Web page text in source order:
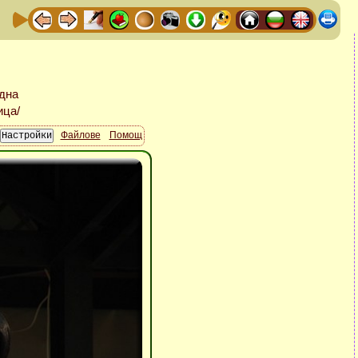
Файлове Помощ